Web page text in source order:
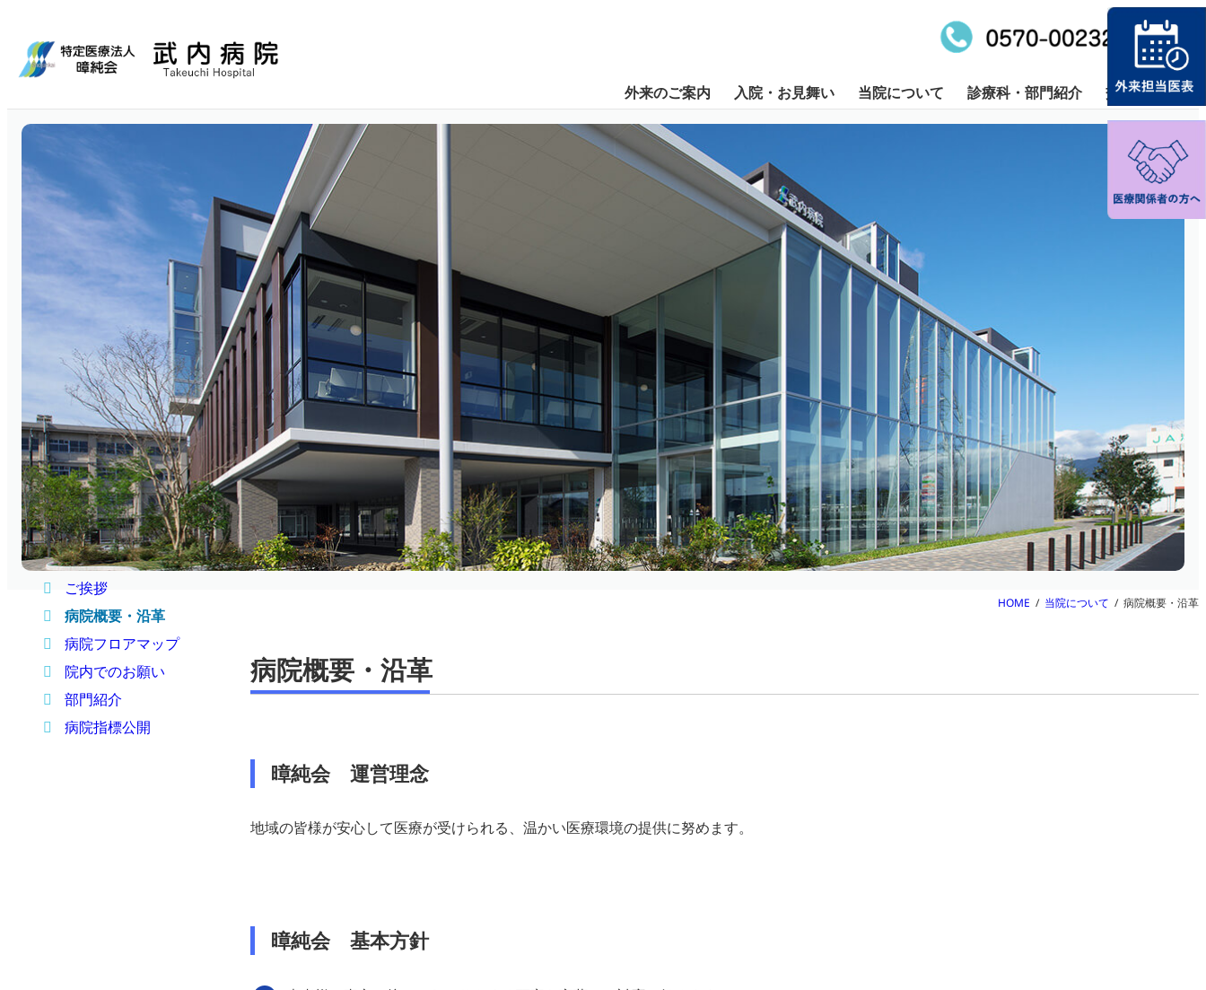
お問合せ
外来のご案内
外来のご案内
初めて受診される方 外来診療担当医表と休診案内
入院・お見舞い
入院・お見舞い
入院される方 お見舞いされる方 病棟紹介
当院について
当院について
病院概要・沿革 病院フロアマップ 院内でのお願い
診療科・部門紹介
診療科・部門紹介
総合内科／健診 循環器内科 消化器内科
脳神経内科・外科
泌尿器科 放射線科
看護部
薬剤部 臨床工学部
リハビリテーション室
交通アクセス
当院について
ご挨拶
病院概要・沿革
病院フロアマップ
院内でのお願い
部門紹介
病院指標公開
HOME 当院について 病院概要・沿革
病院概要・沿革
暲純会 運営理念
地域の皆様が安心して医療が受けられる、温かい医療環境の提供に努めます。
暲純会 基本方針